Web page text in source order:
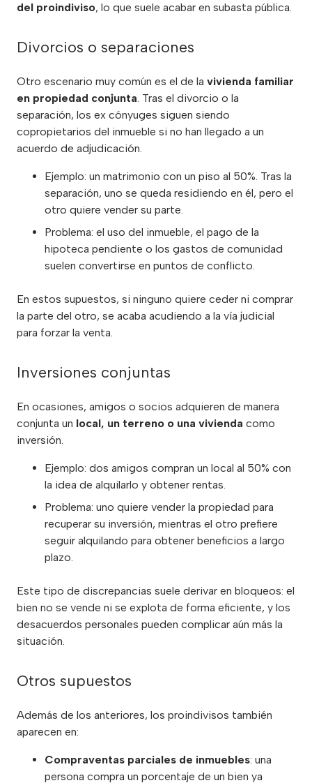
del proindiviso, lo que suele acabar en subasta pública.
Divorcios o separaciones
Otro escenario muy común es el de la vivienda familiar
en propiedad conjunta. Tras el divorcio o la
separación, los ex cónyuges siguen siendo
copropietarios del inmueble si no han llegado a un
acuerdo de adjudicación.
Ejemplo: un matrimonio con un piso al 50%. Tras la
separación, uno se queda residiendo en él, pero el
otro quiere vender su parte.
Problema: el uso del inmueble, el pago de la
hipoteca pendiente o los gastos de comunidad
suelen convertirse en puntos de conflicto.
En estos supuestos, si ninguno quiere ceder ni comprar
la parte del otro, se acaba acudiendo a la vía judicial
para forzar la venta.
Inversiones conjuntas
En ocasiones, amigos o socios adquieren de manera
conjunta un local, un terreno o una vivienda como
inversión.
Ejemplo: dos amigos compran un local al 50% con
la idea de alquilarlo y obtener rentas.
Problema: uno quiere vender la propiedad para
recuperar su inversión, mientras el otro prefiere
seguir alquilando para obtener beneficios a largo
plazo.
Este tipo de discrepancias suele derivar en bloqueos: el
bien no se vende ni se explota de forma eficiente, y los
desacuerdos personales pueden complicar aún más la
situación.
Otros supuestos
Además de los anteriores, los proindivisos también
aparecen en:
Compraventas parciales de inmuebles: una
persona compra un porcentaje de un bien ya